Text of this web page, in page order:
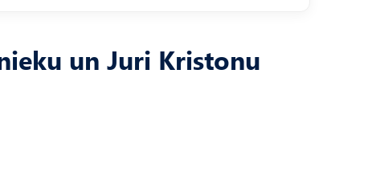
un Juri Kristonu